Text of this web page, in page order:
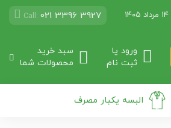
Call: 021 3396 3927
ورود یا
ثبت نام
سبد خرید
محصولات شما
البسه یکبار مصرف